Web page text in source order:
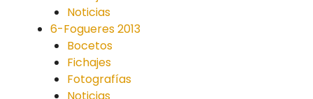
Noticias
6-Fogueres 2013
Bocetos
Fichajes
Fotografías